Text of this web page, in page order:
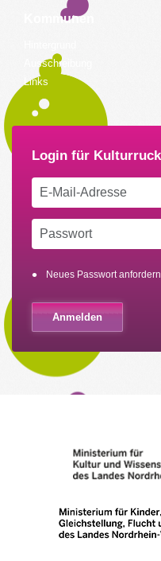
Kommunen
Ausschreibung
Links
Neues Passwort anfordern